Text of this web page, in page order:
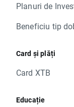
Planuri de
Beneficiu tip
Card și plăți
Card XTB
Educație